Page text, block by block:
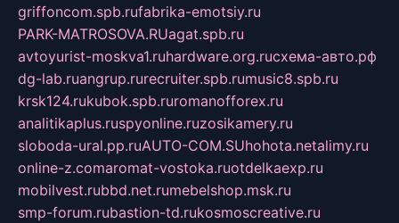
griffoncom.spb.rufabrika-emotsiy.ru
PARK-MATROSOVA.RUagat.spb.ru
avtoyurist-moskva1.ruhardware.org.ruсхема-авто.рф
dg-lab.ruangrup.rurecruiter.spb.rumusic8.spb.ru
krsk124.rukubok.spb.ruromanofforex.ru
analitikaplus.ruspyonline.ruzosikamery.ru
sloboda-ural.pp.ruAUTO-COM.SUhohota.netalimy.ru
online-z.comaromat-vostoka.ruotdelkaexp.ru
mobilvest.rubbd.net.rumebelshop.msk.ru
smp-forum.rubastion-td.rukosmoscreative.ru